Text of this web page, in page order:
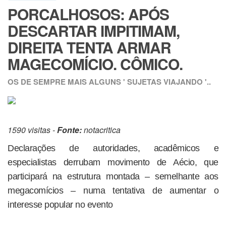
PORCALHOSOS: APÓS
DESCARTAR IMPITIMAM,
DIREITA TENTA ARMAR
MAGECOMÍCIO. CÔMICO.
OS DE SEMPRE MAIS ALGUNS ' SUJETAS VIAJANDO '..
1590 visitas -Fonte:notacritica
Declarações de autoridades, acadêmicos e
especialistas derrubam movimento de Aécio, que
participará na estrutura montada – semelhante aos
megacomícios – numa tentativa de aumentar o
interesse popular no evento